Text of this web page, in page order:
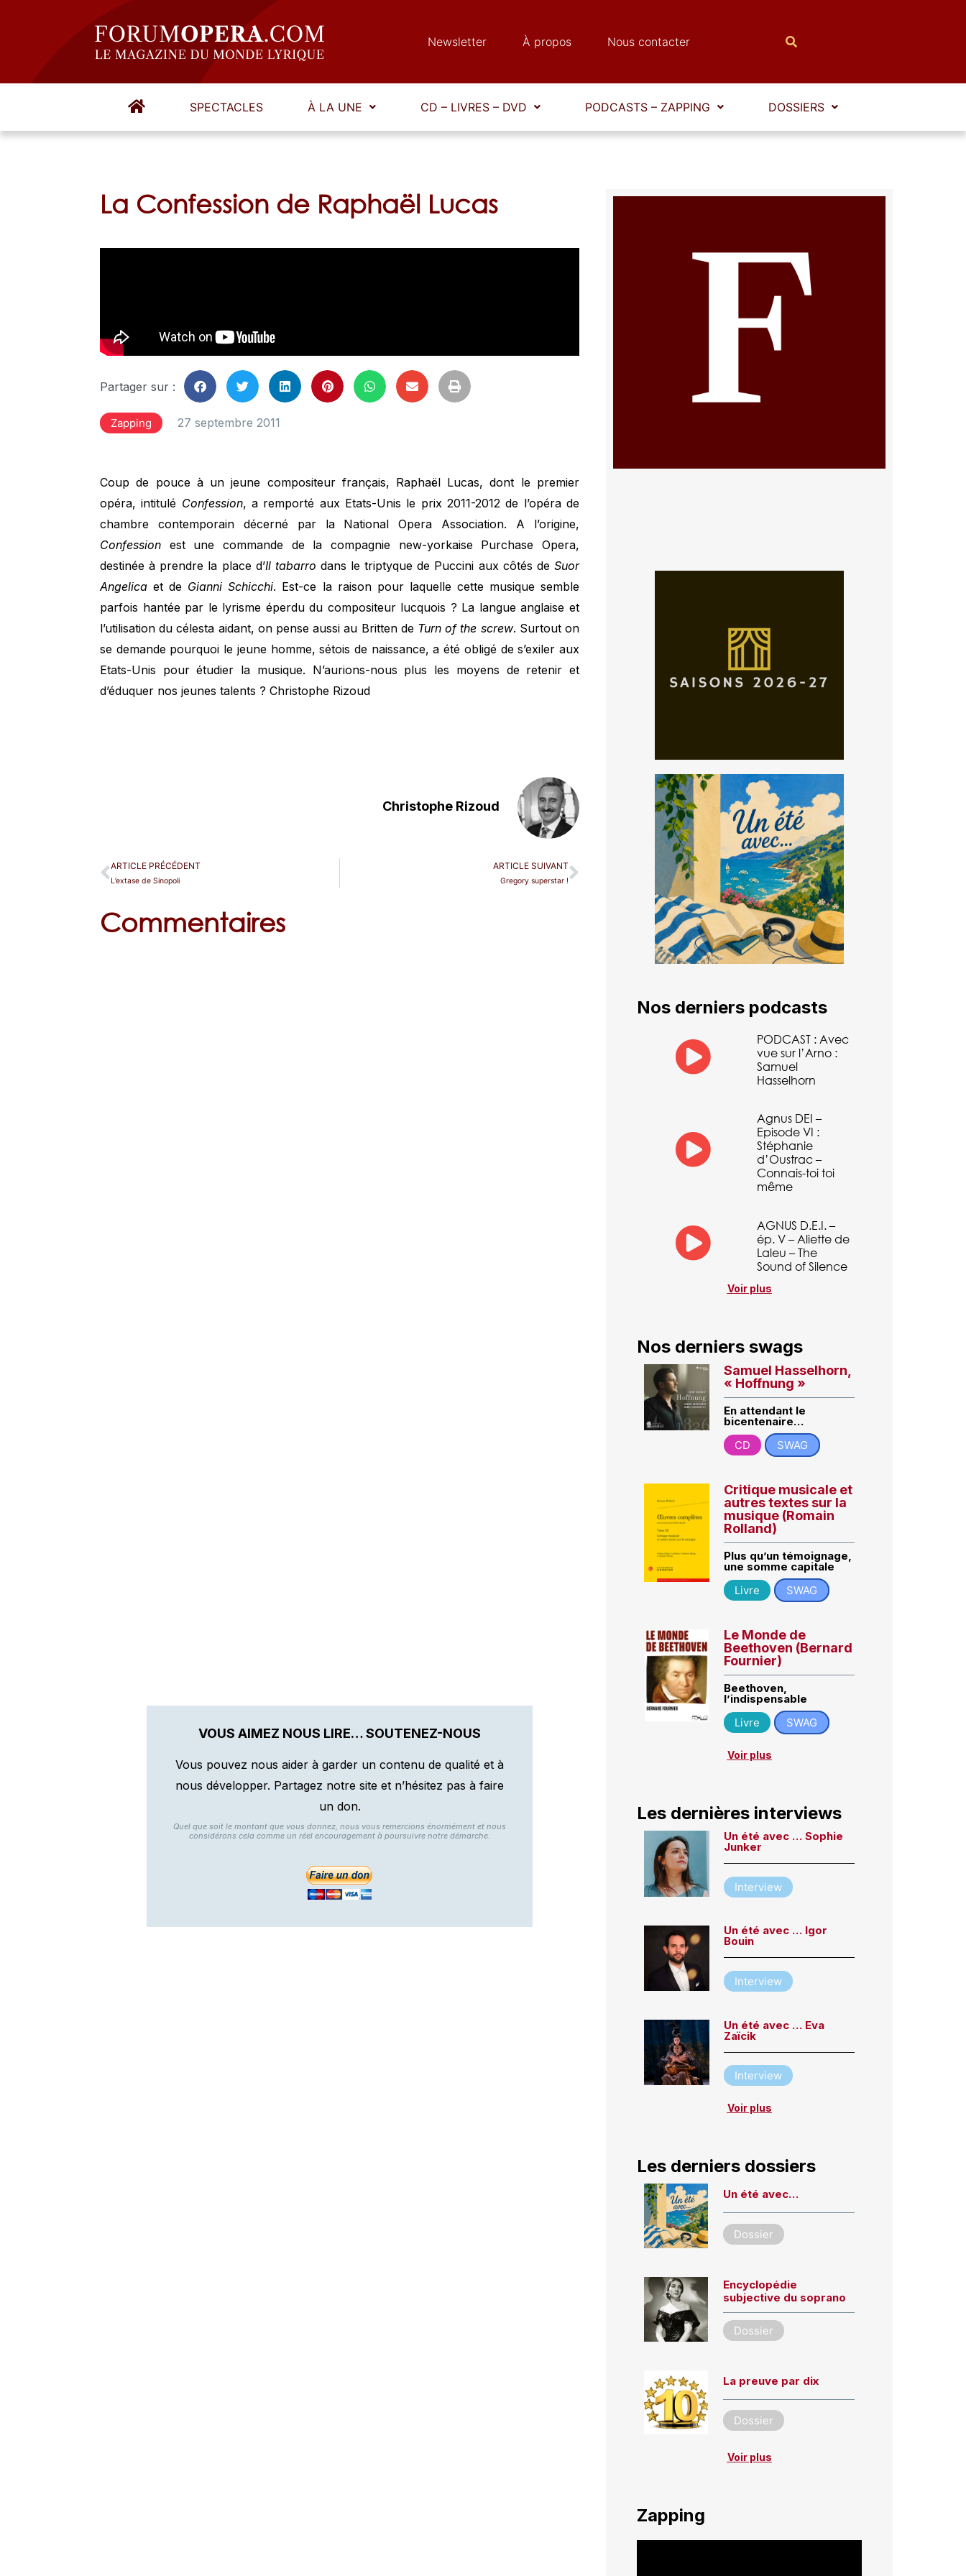
Newsletter À propos Nous contacter
SPECTACLES À LA UNE CD – LIVRES – DVD PODCASTS – ZAPPING DOSSIERS
La Confession de Raphaël Lucas
Partager sur :
Zapping 27 septembre 2011
Coup de pouce à un jeune compositeur français, Raphaël Lucas, dont le premier
opéra, intitulé Confession, a remporté aux Etats-Unis le prix 2011-2012 de l’opéra de
chambre contemporain décerné par la National Opera Association. A l’origine,
Confession est une commande de la compagnie new-yorkaise Purchase Opera,
destinée à prendre la place d’Il tabarro dans le triptyque de Puccini aux côtés de Suor
Angelica et de Gianni Schicchi. Est-ce la raison pour laquelle cette musique semble
parfois hantée par le lyrisme éperdu du compositeur lucquois ? La langue anglaise et
l’utilisation du célesta aidant, on pense aussi au Britten de Turn of the screw. Surtout on
se demande pourquoi le jeune homme, sétois de naissance, a été obligé de s’exiler aux
Etats-Unis pour étudier la musique. N’aurions-nous plus les moyens de retenir et
d’éduquer nos jeunes talents ? Christophe Rizoud
Christophe Rizoud
ARTICLE PRÉCÉDENT
L’extase de Sinopoli
ARTICLE SUIVANT
Gregory superstar !
Commentaires
VOUS AIMEZ NOUS LIRE… SOUTENEZ-NOUS
Vous pouvez nous aider à garder un contenu de qualité et à
nous développer. Partagez notre site et n’hésitez pas à faire
un don.
Quel que soit le montant que vous donnez, nous vous remercions énormément et nous
considérons cela comme un réel encouragement à poursuivre notre démarche.
Nos derniers podcasts
PODCAST : Avec
vue sur l’Arno :
Samuel
Hasselhorn
Agnus DEI –
Episode VI :
Stéphanie
d’Oustrac –
Connais-toi toi
même
AGNUS D.E.I. –
ép. V – Aliette de
Laleu – The
Sound of Silence
Voir plus
Nos derniers swags
Samuel Hasselhorn,
« Hoffnung »
En attendant le
bicentenaire…
CD
SWAG
Critique musicale et
autres textes sur la
musique (Romain
Rolland)
Plus qu’un témoignage,
une somme capitale
Livre
SWAG
Le Monde de
Beethoven (Bernard
Fournier)
Beethoven,
l’indispensable
Livre
SWAG
Voir plus
Les dernières interviews
Un été avec … Sophie
Junker
Interview
Un été avec … Igor
Bouin
Interview
Un été avec … Eva
Zaïcik
Interview
Voir plus
Les derniers dossiers
Un été avec…
Dossier
Encyclopédie
subjective du soprano
Dossier
La preuve par dix
Dossier
Voir plus
Zapping